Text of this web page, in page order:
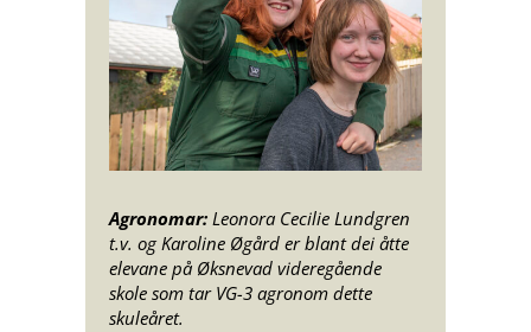
Agronomar:Leonora Cecilie Lundgren
t.v. og Karoline Øgård er blant dei åtte
elevane på Øksnevad videregående
skole som tar VG-3 agronom dette
skuleåret.